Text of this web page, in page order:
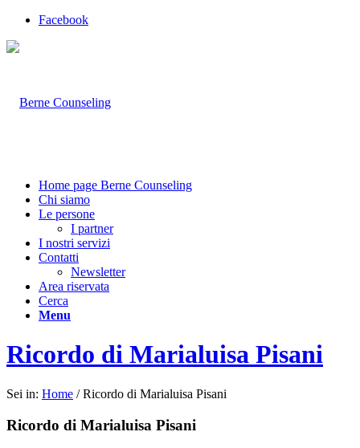
Facebook
Home page Berne Counseling
Chi siamo
Le persone
I partner
I nostri servizi
Contatti
Newsletter
Area riservata
Cerca
Menu
Ricordo di Marialuisa Pisani
Sei in: Home / Ricordo di Marialuisa Pisani
Ricordo di Marialuisa Pisani